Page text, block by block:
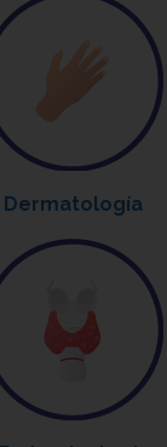
Dermatología